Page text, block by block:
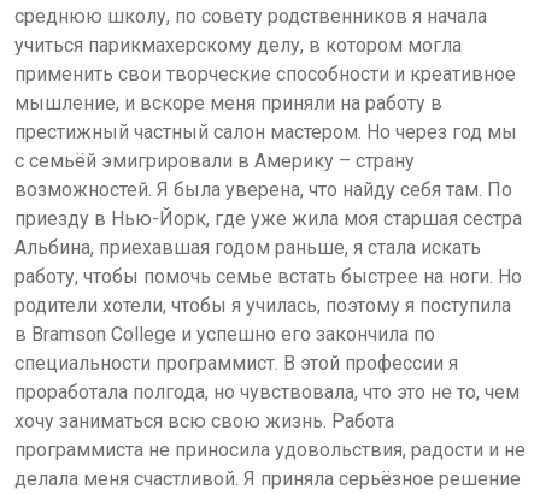
среднюю школу, по совету родственников я начала
учиться парикмахерскому делу, в котором могла
применить свои творческие способности и креативное
мышление, и вскоре меня приняли на работу в
престижный частный салон мастером. Но через год мы
с семьёй эмигрировали в Америку – страну
возможностей. Я была уверена, что найду себя там. По
приезду в Нью-Йорк, где уже жила моя старшая сестра
Альбина, приехавшая годом раньше, я стала искать
работу, чтобы помочь семье встать быстрее на ноги. Но
родители хотели, чтобы я училась, поэтому я поступила
в Bramson College и успешно его закончила по
специальности программист. В этой профессии я
проработала полгода, но чувствовала, что это не то, чем
хочу заниматься всю свою жизнь. Работа
программиста не приносила удовольствия, радости и не
делала меня счастливой. Я приняла серьёзное решение